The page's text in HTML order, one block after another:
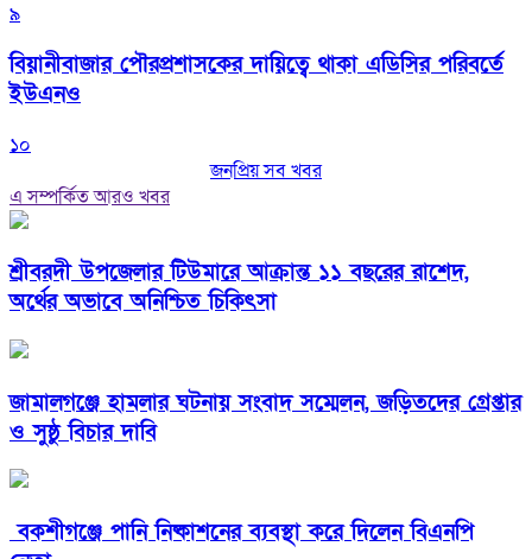
৯
বিয়ানীবাজার পৌরপ্রশাসকের দায়িত্বে থাকা এডিসির পরিবর্তে
ইউএনও
১০
জনপ্রিয় সব খবর
এ সম্পর্কিত আরও খবর
শ্রীবরদী উপজেলার টিউমারে আক্রান্ত ১১ বছরের রাশেদ,
অর্থের অভাবে অনিশ্চিত চিকিৎসা
জামালগঞ্জে হামলার ঘটনায় সংবাদ সম্মেলন, জড়িতদের গ্রেপ্তার
ও সুষ্ঠু বিচার দাবি
বকশীগঞ্জে পানি নিষ্কাশনের ব্যবস্থা করে দিলেন বিএনপি